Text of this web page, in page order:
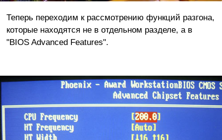
Теперь переходим к рассмотрению функций разгона,
которые находятся не в отдельном разделе, а в
"BIOS Advanced Features".